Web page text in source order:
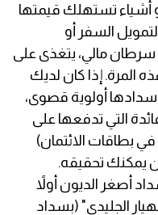
أشياء تستهلك قيمتها
السفر أو
سرطان مالي، يتغذى على
المرة. إذا كان لديك
أولوية قصوى،
التي تدفعها على
30-40% سنويًا في بطاقات الائتمان)
يمكنك تحقيقه.
أصغر الديون أولاً
الجليدي" (بسداد